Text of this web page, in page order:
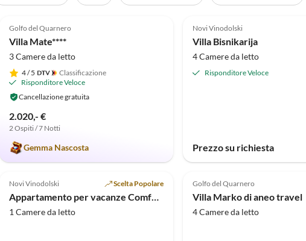
Golfo del Quarnero
Villa Mate****
3 Camere da letto
4/ 5
Classificazione
Risponditore Veloce
Cancellazione gratuita
2.020,- €
2 Ospiti / 7 Notti
Gemma Nascosta
Novi Vinodolski
Villa Bisnikarija
4 Camere da letto
Risponditore Veloce
Prezzo su richiesta
Novi Vinodolski Scelta Popolare
Appartamento per vacanze Comfort
1 Camere da letto
Golfo del Quarnero
Villa Marko di aneo travel
4 Camere da letto